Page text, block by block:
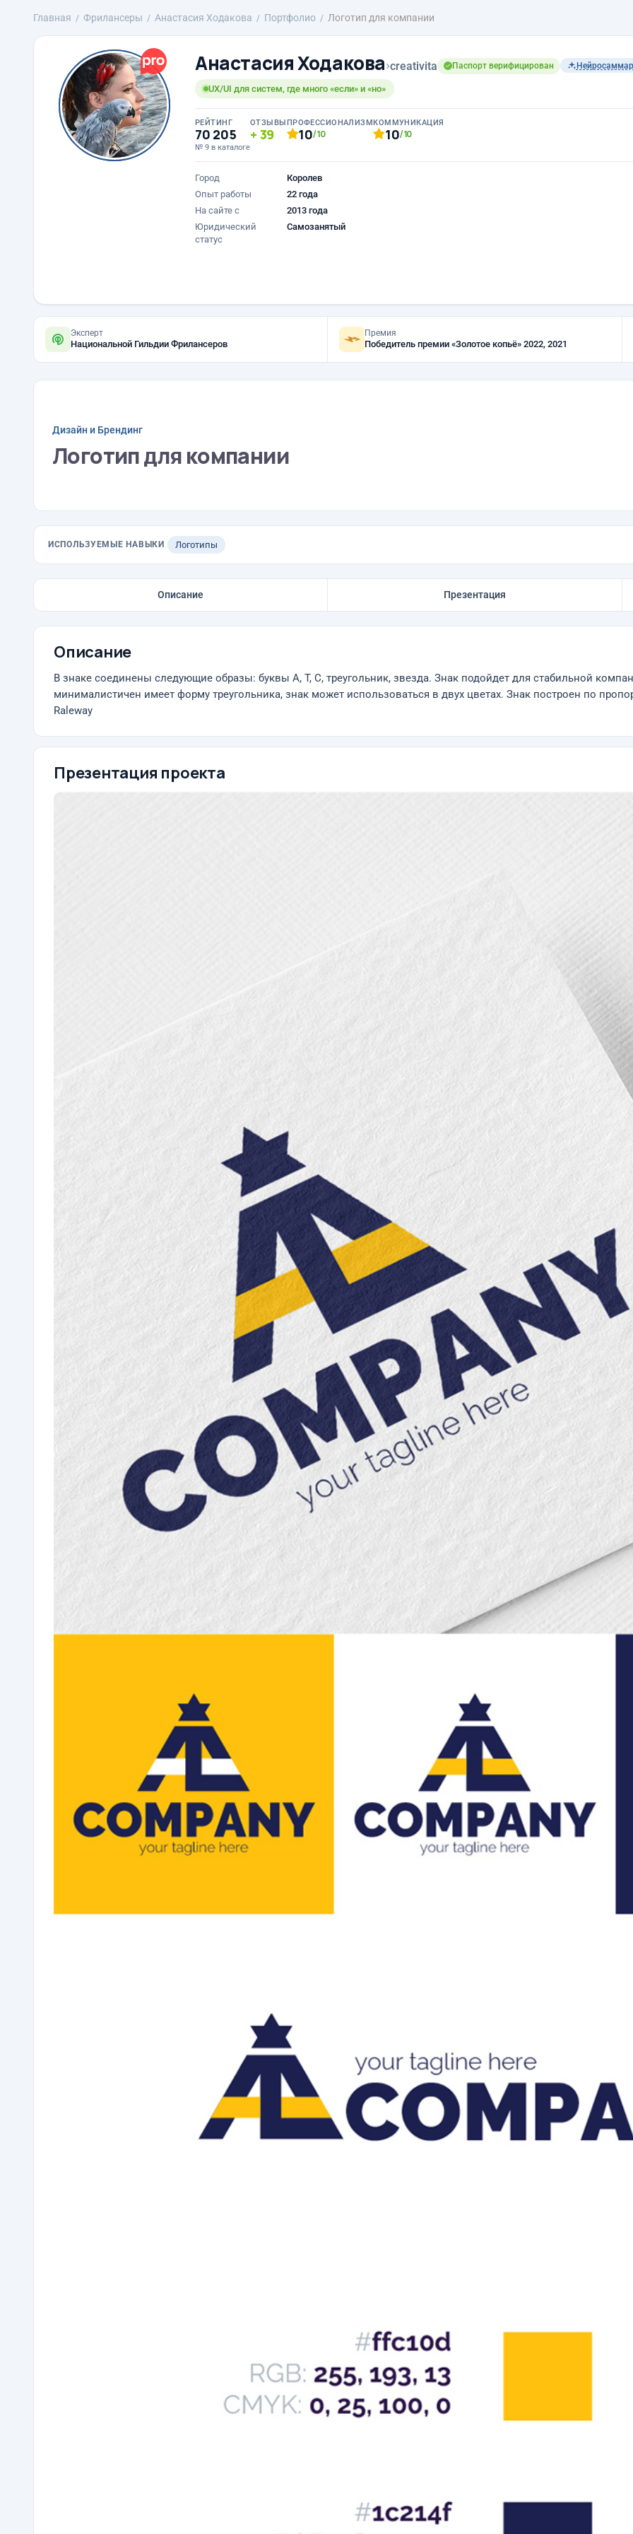
Главная Фрилансеры Анастасия Ходакова Портфолио Логотип для компании
Анастасия Ходакова›creativita Паспорт верифицирован
UX/UI для систем, где много «если» и «но»
РЕЙТИНГ
70 205
№ 9 в каталоге
ОТЗЫВЫ
39
ПРОФЕССИОНАЛИЗМ
10/10
КОММУНИКАЦИЯ
10/10
Город
Королев
Опыт работы
22 года
На сайте с
2013 года
Юридический
статус
Самозанятый
Эксперт
Национальной Гильдии Фрилансеров
Премия
Победитель премии «Золотое копьё» 2022, 2021
Дизайн и Брендинг
Логотип для компании
ИСПОЛЬЗУЕМЫЕ НАВЫКИ Логотипы
Описание Презентация
Описание
В знаке соединены следующие образы: буквы А, T, C, треугольник, звезда. Знак подойдет для стабильной
минималистичен имеет форму треугольника, знак может использоваться в двух цветах. Знак построен по
Raleway
Презентация проекта